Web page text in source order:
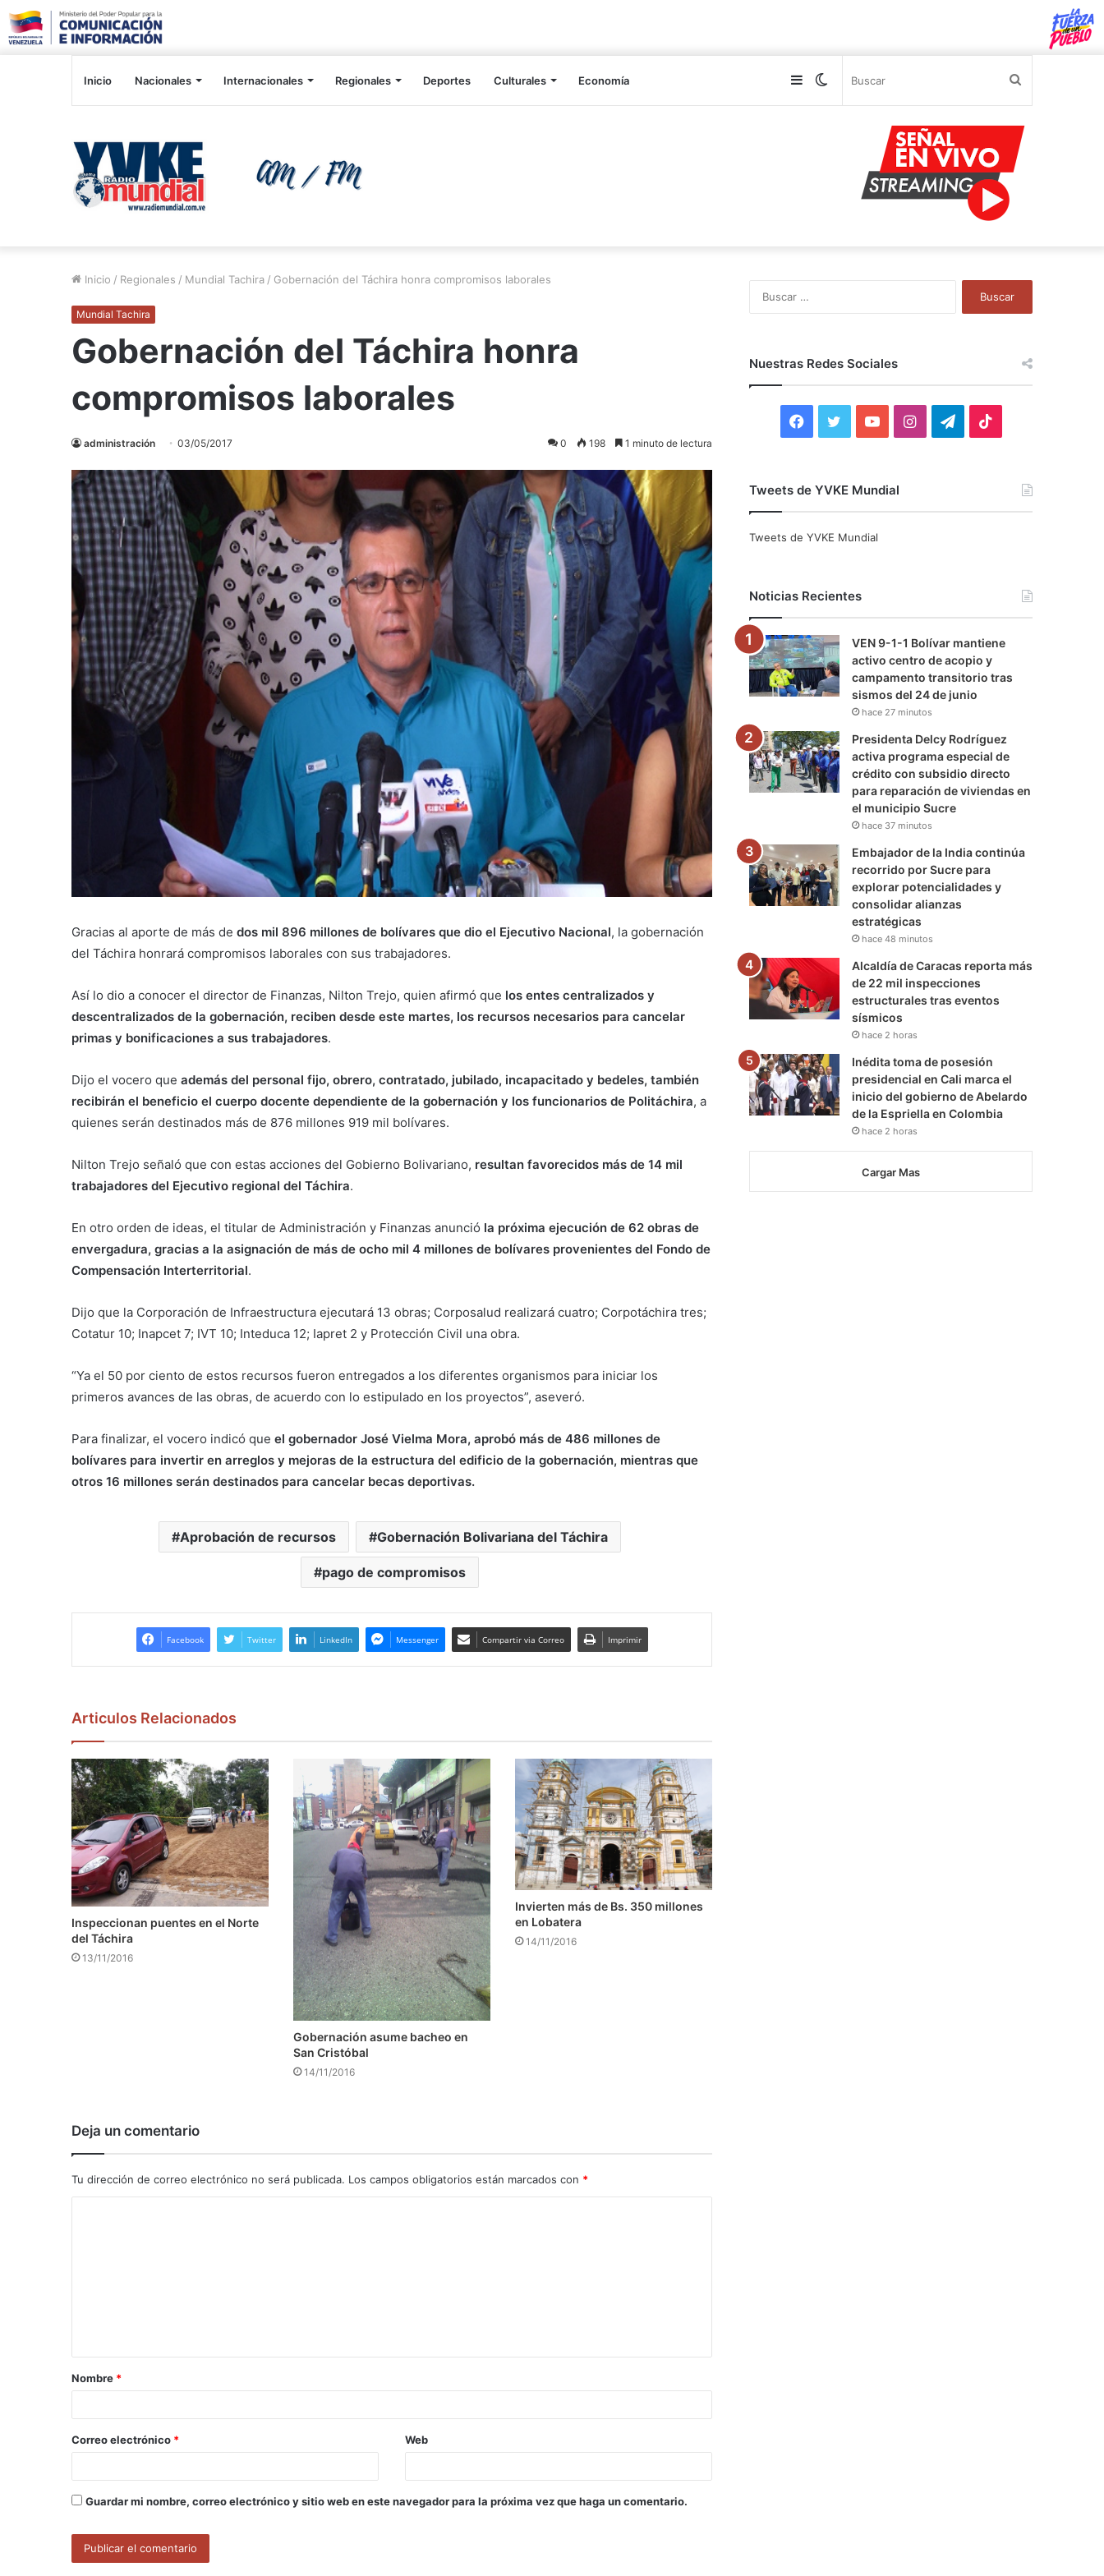
Inicio Nacionales Internacionales Regionales Deportes Culturales Economía Switch
Sidebar
Inicio / Regionales / Mundial Tachira / Gobernación del Táchira honra compromisos laborales
Mundial Tachira
Gobernación del Táchira honra
compromisos laborales
administración 03/05/2017 0 198 1 minuto de lectura
Gracias al aporte de más de dos mil 896 millones de bolívares que dio el Ejecutivo Nacional, la gobernación
del Táchira honrará compromisos laborales con sus trabajadores.
Así lo dio a conocer el director de Finanzas, Nilton Trejo, quien afirmó que los entes centralizados y
descentralizados de la gobernación, reciben desde este martes, los recursos necesarios para cancelar
primas y bonificaciones a sus trabajadores.
Dijo el vocero que además del personal fijo, obrero, contratado, jubilado, incapacitado y bedeles, también
recibirán el beneficio el cuerpo docente dependiente de la gobernación y los funcionarios de Politáchira, a
quienes serán destinados más de 876 millones 919 mil bolívares.
Nilton Trejo señaló que con estas acciones del Gobierno Bolivariano, resultan favorecidos más de 14 mil
trabajadores del Ejecutivo regional del Táchira.
En otro orden de ideas, el titular de Administración y Finanzas anunció la próxima ejecución de 62 obras de
envergadura, gracias a la asignación de más de ocho mil 4 millones de bolívares provenientes del Fondo de
Compensación Interterritorial.
Dijo que la Corporación de Infraestructura ejecutará 13 obras; Corposalud realizará cuatro; Corpotáchira tres;
Cotatur 10; Inapcet 7; IVT 10; Inteduca 12; Iapret 2 y Protección Civil una obra.
“Ya el 50 por ciento de estos recursos fueron entregados a los diferentes organismos para iniciar los
primeros avances de las obras, de acuerdo con lo estipulado en los proyectos”, aseveró.
Para finalizar, el vocero indicó que el gobernador José Vielma Mora, aprobó más de 486 millones de
bolívares para invertir en arreglos y mejoras de la estructura del edificio de la gobernación, mientras que
otros 16 millones serán destinados para cancelar becas deportivas.
Aprobación de recursos Gobernación Bolivariana del Táchira
pago de compromisos
Facebook Twitter LinkedIn Messenger Compartir via Correo Imprimir
Articulos Relacionados
Inspeccionan puentes en el Norte
del Táchira
13/11/2016
Gobernación asume bacheo en
San Cristóbal
14/11/2016
Invierten más de Bs. 350 millones
en Lobatera
14/11/2016
Deja un comentario
Tu dirección de correo electrónico no será publicada. Los campos obligatorios están marcados con *
a
r
*
Nombre *
Correo electrónico * Web
Guardar mi nombre, correo electrónico y sitio web en este navegador para la próxima vez que haga un comentario.
Nuestras Redes Sociales
F
c
o
k
i
r
Y
u
e
I
r
a
m
T
a
m
Tweets de YVKE Mundial
Tweets de YVKE Mundial
Noticias Recientes
VEN 9-1-1 Bolívar mantiene
activo centro de acopio y
campamento transitorio tras
sismos del 24 de junio
hace 27 minutos
Presidenta Delcy Rodríguez
activa programa especial de
crédito con subsidio directo
para reparación de viviendas en
el municipio Sucre
hace 37 minutos
Embajador de la India continúa
recorrido por Sucre para
explorar potencialidades y
consolidar alianzas
estratégicas
hace 48 minutos
Alcaldía de Caracas reporta más
de 22 mil inspecciones
estructurales tras eventos
sísmicos
hace 2 horas
Inédita toma de posesión
presidencial en Cali marca el
inicio del gobierno de Abelardo
de la Espriella en Colombia
hace 2 horas
Cargar Mas